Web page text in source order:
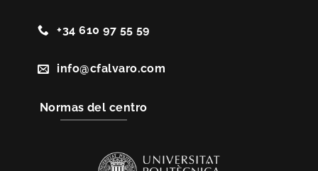
+34 610 97 55 59
info@cfalvaro.com
Normas del centro